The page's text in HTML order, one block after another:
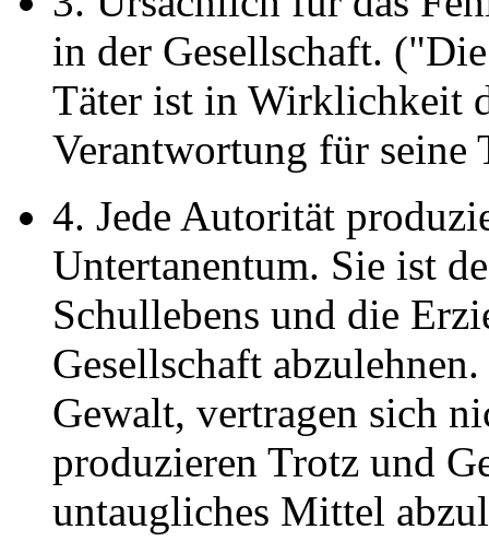
in der Gesellschaft.
Täter ist in Wirklichkeit
Verantwortung für seine
4. Jede Autorität
Untertanentum. Sie ist
Schullebens und die
Gesellschaft
Gewalt, vertragen sich
produzieren Trotz und
untaugliches Mittel